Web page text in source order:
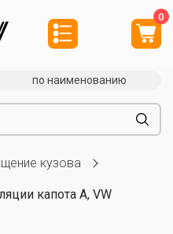
0
по наименованию
кузова
капота A, VW